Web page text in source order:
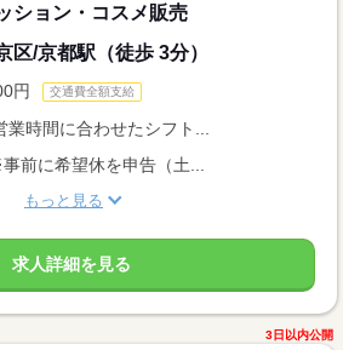
ション・コスメ販売
区/京都駅（徒歩 3分）
円 交通費全額支給
時間に合わせたシフト...
前に希望休を申告（土...
もっと見る
求人詳細を見る
3日以内公開